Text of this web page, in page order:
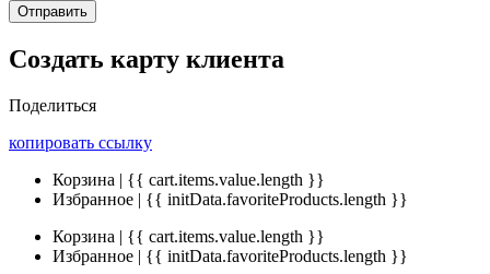
Отправить
Создать карту клиента
Поделиться
копировать ссылку
Корзина | {{ cart.items.value.length }}
Избранное | {{ initData.favoriteProducts.length }}
Корзина | {{ cart.items.value.length }}
Избранное | {{ initData.favoriteProducts.length }}